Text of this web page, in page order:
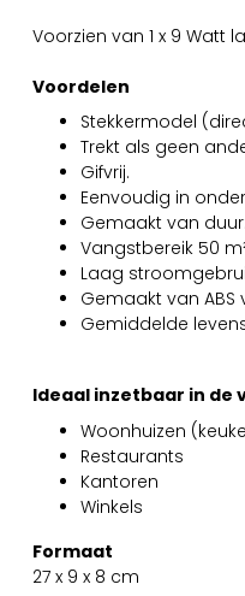
Voorzien van 1 x 9 Watt
Voordelen
Stekkermodel
Trekt als geen
Gifvrij.
Eenvoudig in
Gemaakt van
Vangstbereik 50
Laag
Gemaakt van
Gemiddelde
Ideaal inzetbaar in de
Woonhuizen
Restaurants
Kantoren
Winkels
Formaat
27 x 9 x 8 cm